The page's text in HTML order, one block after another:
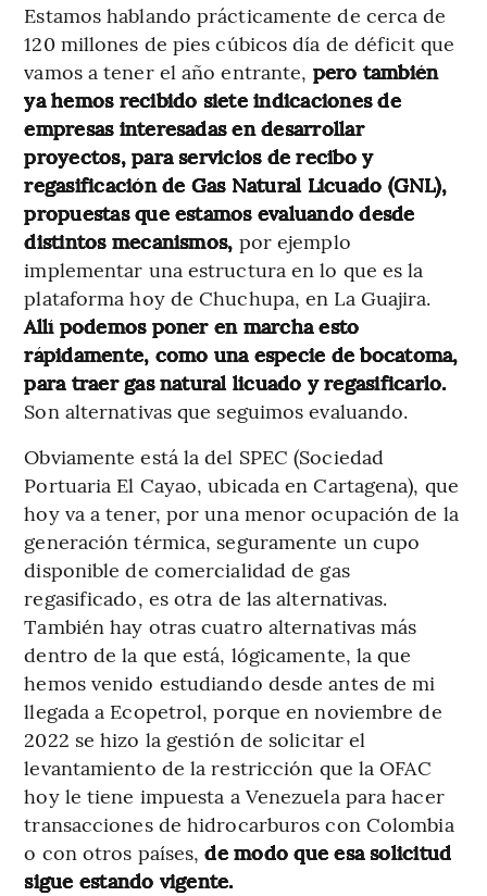
Estamos hablando prácticamente de cerca de
120 millones de pies cúbicos día de déficit que
vamos a tener el año entrante, pero también
ya hemos recibido siete indicaciones de
empresas interesadas en desarrollar
proyectos, para servicios de recibo y
regasificación de Gas Natural Licuado (GNL),
propuestas que estamos evaluando desde
distintos mecanismos, por ejemplo
implementar una estructura en lo que es la
plataforma hoy de Chuchupa, en La Guajira.
Allí podemos poner en marcha esto
rápidamente, como una especie de bocatoma,
para traer gas natural licuado y regasificarlo.
Son alternativas que seguimos evaluando.
Obviamente está la del SPEC (Sociedad
Portuaria El Cayao, ubicada en Cartagena), que
hoy va a tener, por una menor ocupación de la
generación térmica, seguramente un cupo
disponible de comercialidad de gas
regasificado, es otra de las alternativas.
También hay otras cuatro alternativas más
dentro de la que está, lógicamente, la que
hemos venido estudiando desde antes de mi
llegada a Ecopetrol, porque en noviembre de
2022 se hizo la gestión de solicitar el
levantamiento de la restricción que la OFAC
hoy le tiene impuesta a Venezuela para hacer
transacciones de hidrocarburos con Colombia
o con otros países,de modo que esa solicitud
sigue estando vigente.